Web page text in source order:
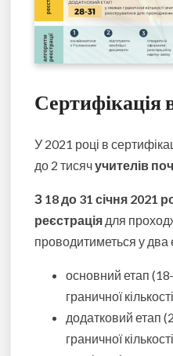
Сертифікація
У 2021 році в
до 2 тисячучителів
З 18 до 31 січня 2021
реєстрація для
проводитиметься у два
основний етап
граничної
додатковий етап
граничної